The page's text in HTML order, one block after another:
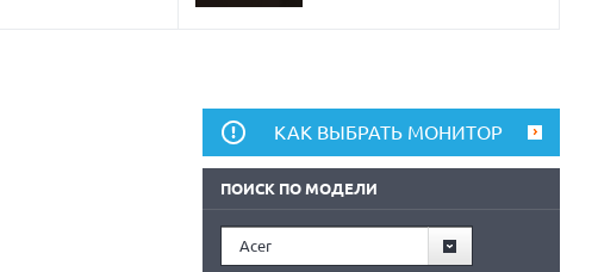
КАК ВЫБРАТЬ МОНИТОР
ПОИСК ПО МОДЕЛИ
Acer